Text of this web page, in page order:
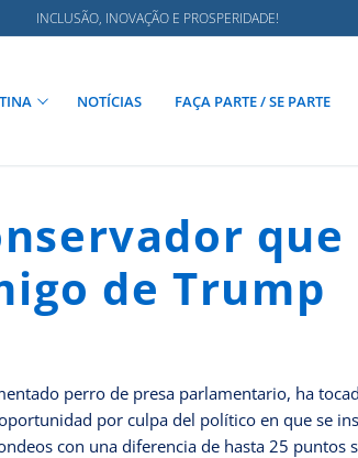
INCLUSÃO, INOVAÇÃO E PROSPERIDADE!
NOTÍCIAS FAÇA PARTE / SE PARTE
que
de Trump
perro de presa parlamentario, ha
por culpa del político en que se
con una diferencia de hasta 25 puntos